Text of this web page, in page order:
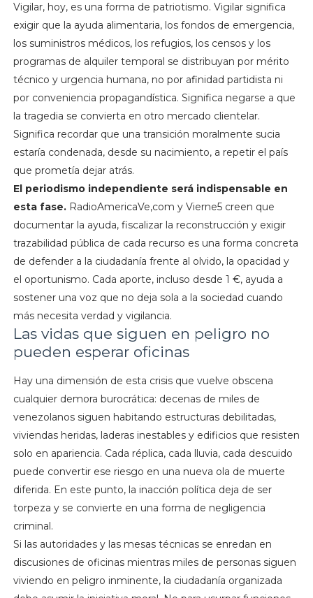
Vigilar, hoy, es una forma de patriotismo. Vigilar significa
exigir que la ayuda alimentaria, los fondos de emergencia,
los suministros médicos, los refugios, los censos y los
programas de alquiler temporal se distribuyan por mérito
técnico y urgencia humana, no por afinidad partidista ni
por conveniencia propagandística. Significa negarse a que
la tragedia se convierta en otro mercado clientelar.
Significa recordar que una transición moralmente sucia
estaría condenada, desde su nacimiento, a repetir el país
que prometía dejar atrás.
El periodismo independiente será indispensable en
esta fase.RadioAmericaVe,com y Vierne5 creen que
documentar la ayuda, fiscalizar la reconstrucción y exigir
trazabilidad pública de cada recurso es una forma concreta
de defender a la ciudadanía frente al olvido, la opacidad y
el oportunismo. Cada aporte, incluso desde 1 €, ayuda a
sostener una voz que no deja sola a la sociedad cuando
más necesita verdad y vigilancia.
Las vidas que siguen en peligro no
pueden esperar oficinas
Hay una dimensión de esta crisis que vuelve obscena
cualquier demora burocrática: decenas de miles de
venezolanos siguen habitando estructuras debilitadas,
viviendas heridas, laderas inestables y edificios que resisten
solo en apariencia. Cada réplica, cada lluvia, cada descuido
puede convertir ese riesgo en una nueva ola de muerte
diferida. En este punto, la inacción política deja de ser
torpeza y se convierte en una forma de negligencia
criminal.
Si las autoridades y las mesas técnicas se enredan en
discusiones de oficinas mientras miles de personas siguen
viviendo en peligro inminente, la ciudadanía organizada